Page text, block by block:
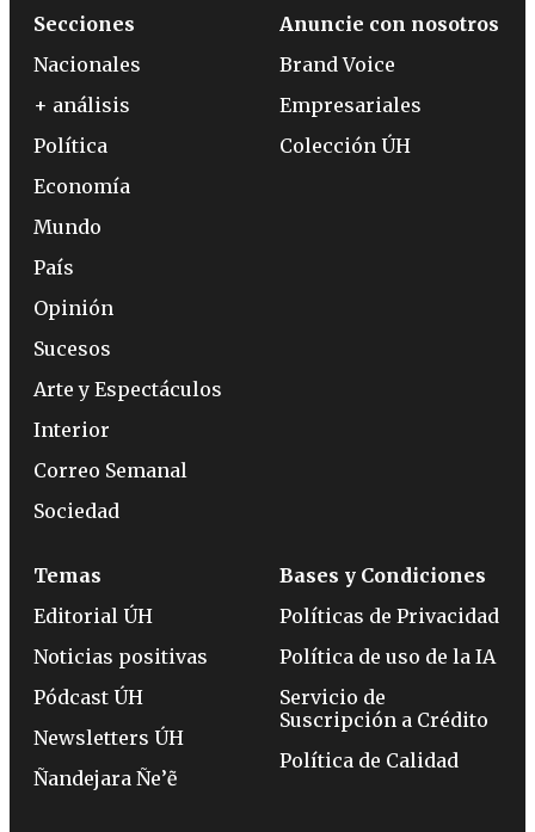
Secciones
Nacionales
+ análisis
Política
Economía
Mundo
País
Opinión
Sucesos
Arte y Espectáculos
Interior
Correo Semanal
Sociedad
Anuncie con nosotros
Brand Voice
Empresariales
Colección ÚH
Temas
Editorial ÚH
Noticias positivas
Pódcast ÚH
Newsletters ÚH
Ñandejara Ñe’ẽ
Bases y Condiciones
Políticas de Privacidad
Política de uso de la IA
Servicio de
Suscripción a Crédito
Política de Calidad